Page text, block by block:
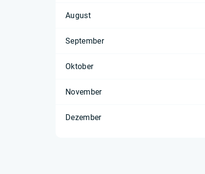
August
September
Oktober
November
Dezember